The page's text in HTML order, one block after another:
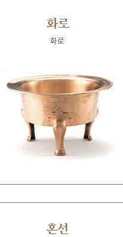
화로
화로
혼선